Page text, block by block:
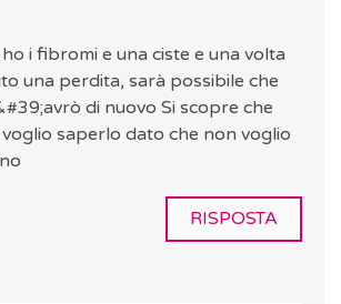
i fibromi e una ciste e una volta
una perdita, sarà possibile che
di nuovo Si scopre che
saperlo dato che non voglio
RISPOSTA